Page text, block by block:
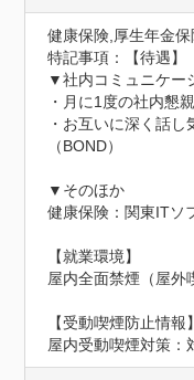
健康保険,厚生年金
特記事項：【待遇】
▼社内コミュニケー
・月に1度の社内懇
・お互いに深く話
（BOND）
▼そのほか
健康保険：関東ITソ
【就業環境】
屋内全面禁煙（屋外
【受動喫煙防止情報】
屋内受動喫煙対策：